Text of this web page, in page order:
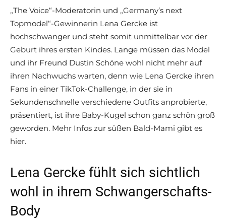
„The Voice“-Moderatorin und „Germany’s next
Topmodel“-Gewinnerin Lena Gercke ist
hochschwanger und steht somit unmittelbar vor der
Geburt ihres ersten Kindes. Lange müssen das Model
und ihr Freund Dustin Schöne wohl nicht mehr auf
ihren Nachwuchs warten, denn wie Lena Gercke ihren
Fans in einer TikTok-Challenge, in der sie in
Sekundenschnelle verschiedene Outfits anprobierte,
präsentiert, ist ihre Baby-Kugel schon ganz schön groß
geworden. Mehr Infos zur süßen Bald-Mami gibt es
hier.
Lena Gercke fühlt sich sichtlich
wohl in ihrem Schwangerschafts-
Body